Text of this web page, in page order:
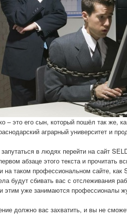
– это его сын, который пошёл так же,
аграрный университет и
в людях перейти на сайт
абзаце этого текста и прочитать
на таком профессиональном сайте,
будут сбивать вас с отслеживания
этим уже занимаются профессионалы
должно вас захватить, и вы не